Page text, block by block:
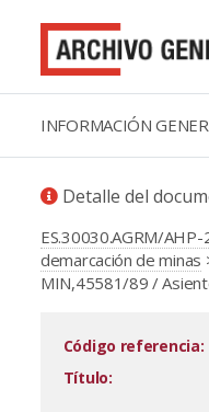
INFORMACIÓN
Detalle del
ES.30030.AGRM/
demarcación de minas
MIN,45581/89 /
Código referencia:
Título: